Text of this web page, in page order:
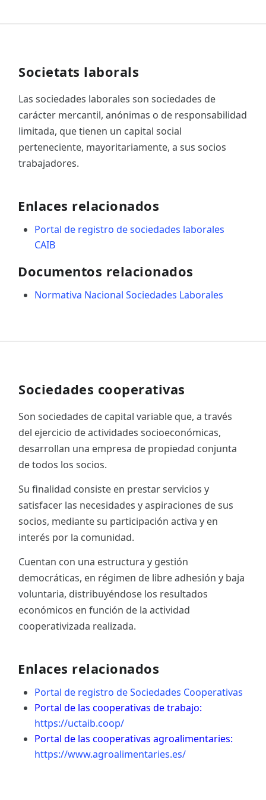
Societats laborals
Las sociedades laborales son sociedades de
carácter mercantil, anónimas o de responsabilidad
limitada, que tienen un capital social
perteneciente, mayoritariamente, a sus socios
trabajadores.
Enlaces relacionados
Portal de registro de sociedades laborales
CAIB
Documentos relacionados
Normativa Nacional Sociedades Laborales
Sociedades cooperativas
Son sociedades de capital variable que, a través
del ejercicio de actividades socioeconómicas,
desarrollan una empresa de propiedad conjunta
de todos los socios.
Su finalidad consiste en prestar servicios y
satisfacer las necesidades y aspiraciones de sus
socios, mediante su participación activa y en
interés por la comunidad.
Cuentan con una estructura y gestión
democráticas, en régimen de libre adhesión y baja
voluntaria, distribuyéndose los resultados
económicos en función de la actividad
cooperativizada realizada.
Enlaces relacionados
Portal de registro de Sociedades Cooperativas
Portal de las cooperativas de trabajo:
https://uctaib.coop/
Portal de las cooperativas agroalimentaries:
https://www.agroalimentaries.es/